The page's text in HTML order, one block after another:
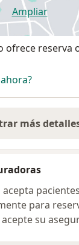
Ampliar
se abre
ofrece reserva
mássobre la
acepta
para
su